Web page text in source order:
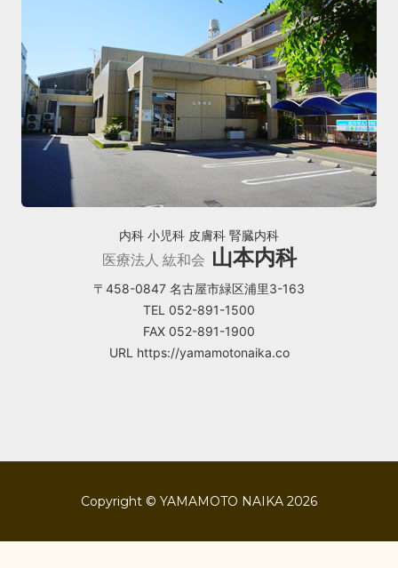
内科 小児科 皮膚科 腎臓内科
医療法人 紘和会 山本内科
〒458-0847 名古屋市緑区浦里3-163
TEL 052-891-1500
FAX 052-891-1900
URL https://yamamotonaika.co
Copyright © YAMAMOTO NAIKA 2026